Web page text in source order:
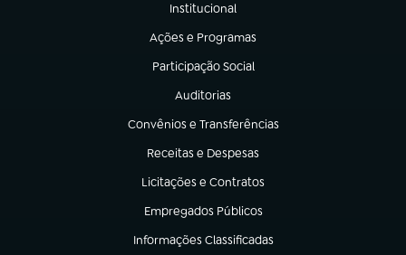
Institucional
(abre em nova aba)
Ações e Programas
(abre em nova aba)
Participação Social
(abre em nova aba)
Auditorias
(abre em nova aba)
Convênios e Transferências
(abre em nova aba)
Receitas e Despesas
(abre em nova aba)
Licitações e Contratos
(abre em nova aba)
Empregados Públicos
(abre em nova aba)
Informações Classificadas
(abre em nova aba)